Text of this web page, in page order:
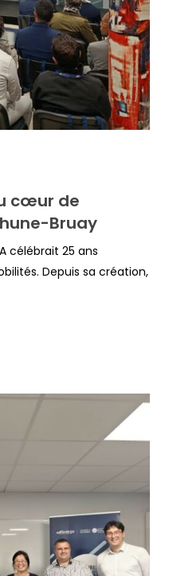
cœur de
Bruay
célébrait 25 ans
Depuis sa création,